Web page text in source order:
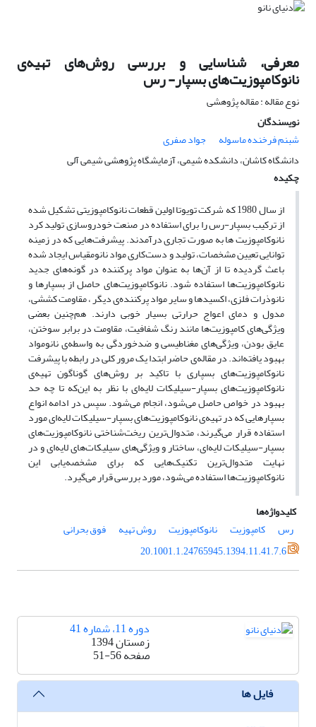
معرفی، شناسایی و بررسی روش‌های تهیه‌ی
نانوکامپوزیت‌های ‏بسپار- رس
نوع مقاله : مقاله پژوهشی
نویسندگان
شبنم فرخنده ماسوله
جواد صفری
دانشگاه کاشان، دانشکده شیمی، آزمایشگاه پژوهشی شیمی آلی
چکیده
از سال 1980 که شرکت تویوتا اولین قطعات نانوکامپوزیتی تشکیل شده
از ترکیب بسپار-رس را برای استفاده در صنعت خودروسازی تولید کرد
نانوکامپوزیت ها به صورت تجاری درآمدند. پیشرفت‌هایی که در زمینه
توانایی تعیین مشخصات، تولید و دست‌کاری مواد نانومقیاس ایجاد شده
باعث گردیده تا از آن‌ها به عنوان مواد پرکننده در گونه‌های جدید
نانوکامپوزیت‌ها استفاده شود. نانوکامپوزیت‌های حاصل از بسپارها و
نانوذرات فلزی، اکسیدها و سایر مواد پرکننده‌ی دیگر ، مقاومت کششی،
مدول و دمای اعواج حرارتی بسیار خوبی دارند. هم‌چنین بعضی
ویژگی‌های کامپوزیت‌ها مانند رنگ شفافیت، مقاومت در برابر سوختن،
عایق بودن، ویژگی‌های مغناطیسی و ضدخوردگی به واسطه‌ی نانومواد
بهبود یافته‌اند. در مقاله‌ی حاضر ابتدا یک مرور کلی در رابطه با پیشرفت
نانوکامپوزیت‌های بسپاری با تاکید بر روش‌های گوناگون تهیه‌ی
نانوکامپوزیت‌های بسپار-سیلیکات لایه‌ای با نظر به این‌که تا چه حد
بهبود در خواص حاصل می‌شود، انجام می‌شود. سپس در ادامه انواع
بسپارهایی که در تهیه‌ی نانوکامپوزیت‌های بسپار-سیلیکات لایه‌ای مورد
استفاده قرار می‌گیرند، متدوال‌ترین ریخت‌شناختی نانوکامپوزیت‌های
بسپار-سیلیکات لایه‌ای، ساختار و ویژگی‌های سیلیکات‌های لایه‌ای و در
نهایت متدوال‌ترین تکنیک‌هایی که برای مشخصه‌یابی این
نانوکامپوزیت‌ها استفاده می‌شود، مورد بررسی قرار می‌گیرد.
کلیدواژه‌ها
رس
کامپوزیت نانوکامپوزیت روش تهیه
فوق بحرانی
20.1001.1.24765945.1394.11.41.7.6
دوره 11، شماره 41
زمستان 1394
صفحه51-56
فایل ها